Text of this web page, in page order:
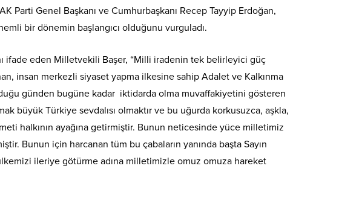
Parti Genel Başkanı ve Cumhurbaşkanı Recep Tayyip Erdoğan,
bir dönemin başlangıcı olduğunu vurguladı.
ifade eden Milletvekili Başer, “Milli iradenin tek belirleyici güç
insan merkezli siyaset yapma ilkesine sahip Adalet ve Kalkınma
günden bugüne kadar iktidarda olma muvaffakiyetini gösteren
büyük Türkiye sevdalısı olmaktır ve bu uğurda korkusuzca, aşkla,
halkının ayağına getirmiştir. Bunun neticesinde yüce milletimiz
Bunun için harcanan tüm bu çabaların yanında başta Sayın
ileriye götürme adına milletimizle omuz omuza hareket